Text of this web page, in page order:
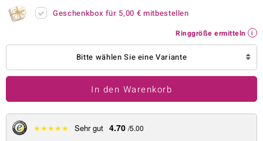
Collection
BY DE MELO
Collection
Geschenkbox für 5,00 € mitbestellen
Ringgröße ermitteln
Bitte wählen Sie eine Variante
In den Warenkorb
★★★★★ Sehr gut 4.70 /5.00